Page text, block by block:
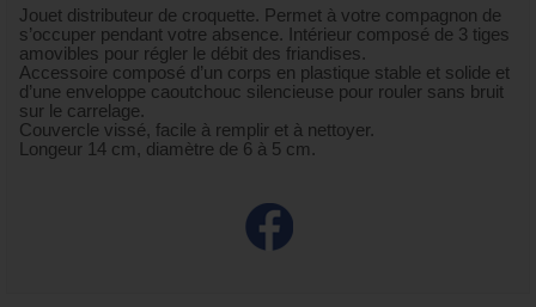
Jouet distributeur de croquette. Permet à votre compagnon de
s’occuper pendant votre absence. Intérieur composé de 3 tiges
amovibles pour régler le débit des friandises.
Accessoire composé d’un corps en plastique stable et solide et
d’une enveloppe caoutchouc silencieuse pour rouler sans bruit
sur le carrelage.
Couvercle vissé, facile à remplir et à nettoyer.
Longeur 14 cm, diamètre de 6 à 5 cm.